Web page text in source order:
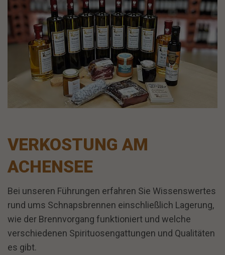
VERKOSTUNG AM
ACHENSEE
Bei unseren Führungen erfahren Sie Wissenswertes
rund ums Schnapsbrennen einschließlich Lagerung,
wie der Brennvorgang funktioniert und welche
verschiedenen Spirituosengattungen und Qualitäten
es gibt.